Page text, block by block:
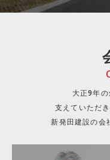
大正9年
支えていただ
新発田建設の会